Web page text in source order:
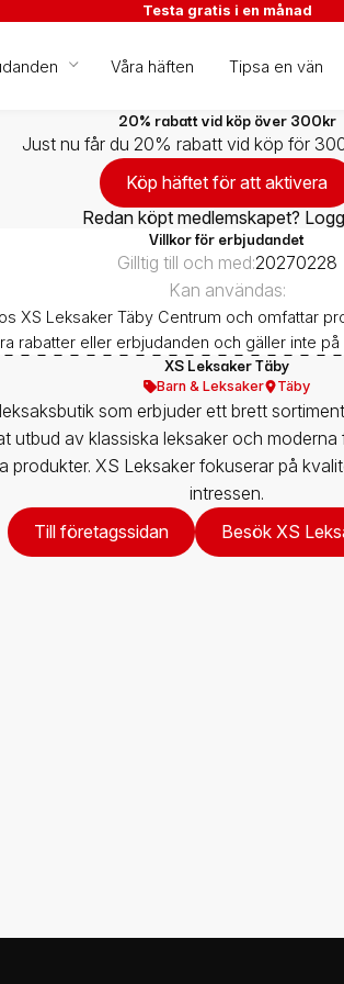
Testa gratis i en månad
Våra häften Tipsa en vän
20% rabatt vid köp över 300kr
Just nu får du 20% rabatt vid köp för
Köp häftet för att aktivera
Redan köpt medlemskapet?
Villkor för erbjudandet
Gilltig till och med:20270228
Kan användas:
XS Leksaker Täby Centrum och omfattar
rabatter eller erbjudanden och gäller inte
XS Leksaker Täby
Barn & Leksaker Täby
som erbjuder ett brett
utbud av klassiska leksaker och
produkter. XS Leksaker fokuserar på
intressen.
Till företagssidan
Besök XS